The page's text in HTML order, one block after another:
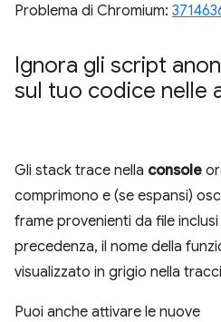
Problema di Chromium:
Ignora gli script
sul tuo codice nelle
Gli stack trace nella console
comprimono e (se espansi)
frame provenienti da file
precedenza, il nome della
visualizzato in grigio nella
Puoi anche attivare le nuove